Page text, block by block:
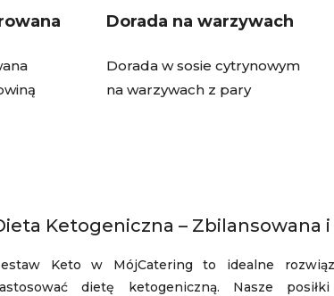
Dorada na warzywach
Dorada w sosie cytrynowym
na warzywach z pary
Ketogeniczna – Zbilansowana
Keto w MójCatering to idealne
dietę ketogeniczną. Nasze